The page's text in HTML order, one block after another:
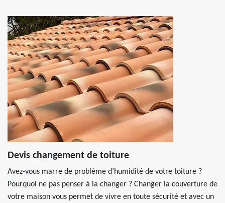
Devis changement de toiture
Avez-vous marre de problème d’humidité de votre toiture ?
Pourquoi ne pas penser à la changer ? Changer la couverture de
votre maison vous permet de vivre en toute sécurité et avec un